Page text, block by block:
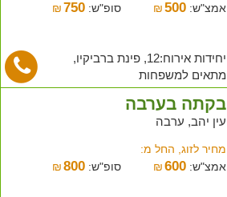
אמצ"ש:
₪500 סופ"ש: ₪ 750
יחידות אירוח:12, פינת ברביקיו,
מתאים למשפחות
בקתה בערבה
עין יהב, ערבה
מחיר לזוג, החל מ:
אמצ"ש:
₪600 סופ"ש: ₪ 800